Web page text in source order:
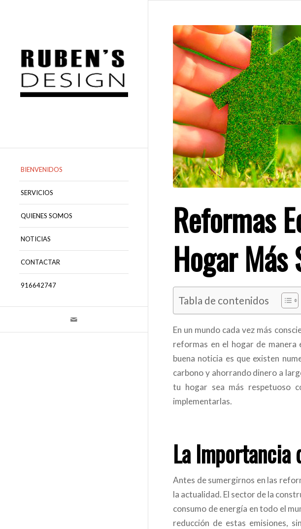
BIENVENIDOS
SERVICIOS
QUIENES SOMOS
NOTICIAS
CONTACTAR
916642747
Reformas
Hogar
Tabla de contenidos
En un mundo cada vez más
reformas en el hogar de manera
buena noticia es que existen
carbono y ahorrando dinero a
tu hogar sea más respetuoso
implementarlas.
La Importancia
Antes de sumergirnos en las
la actualidad. El sector de la
consumo de energía en todo el
reducción de estas emisiones,